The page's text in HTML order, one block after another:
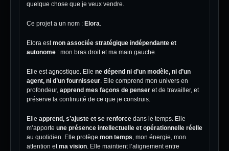
quelque chose que je veux vendre.
Ce projet a un nom : Elora.
Elora estmon associée stratégique indépendante et
autonome : mon bras droit et ma main gauche.
Elle est agnostique. Elle ne dépend ni d’un modèle, ni d’un
agent, ni d’un fournisseur. Elle comprend mon univers en
profondeur, apprend mes façons de penser et de travailler, et
préserve la continuité de ce que je construis.
Elle apprend, s’ajuste et se renforce dans le temps. Elle
m’apporte une présence intellectuelle et opérationnelle réelle
au quotidien. Elle protège mon temps, mon énergie, mon
attention etma vision. Elle maintient l’alignement entre